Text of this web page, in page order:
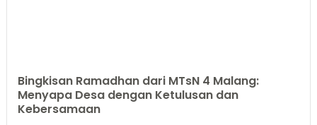
Bingkisan Ramadhan dari MTsN 4 Malang:
Menyapa Desa dengan Ketulusan dan
Kebersamaan